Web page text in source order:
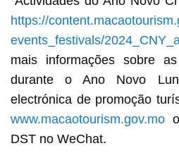
https://
events_festivals/
mais informações sobre
durante o Ano Novo
electrónica de promoção
www.macaotourism.gov.mo
DST no WeChat.